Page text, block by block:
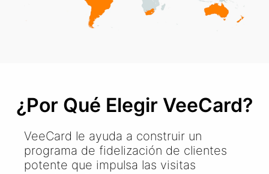
¿Por Qué Elegir VeeCard?
VeeCard le ayuda a construir un
programa de fidelización de clientes
potente que impulsa las visitas